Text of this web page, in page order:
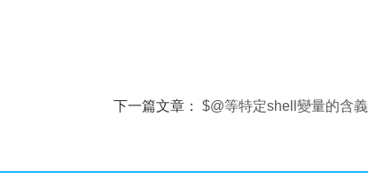
下一篇文章： $@等特定shell變量的含義